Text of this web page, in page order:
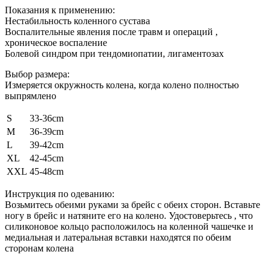
Показания к применению:
Нестабильность коленного сустава
Воспалительные явления после травм и операций ,
хроническое воспаление
Болевой синдром при тендомиопатии, лигаментозах
Выбор размера:
Измеряется окружность колена, когда колено полностью
выпрямлено
S
33-36cm
M
36-39cm
L
39-42cm
XL
42-45cm
XXL 45-48cm
Инструкция по одеванию:
Возьмитесь обеими руками за брейс с обеих сторон. Вставьте
ногу в брейс и натяните его на колено. Удостоверьтесь , что
силиконовое кольцо расположилось на коленной чашечке и
медиальная и латеральная вставки находятся по обеим
сторонам колена